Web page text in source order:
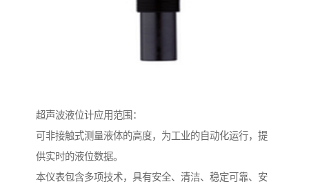
超声波液位计应用范围：
可非接触式测量液体的高度，为工业的自动化运行，提
供实时的液位数据。
本仪表包含多项技术，具有安全、清洁、稳定可靠、安